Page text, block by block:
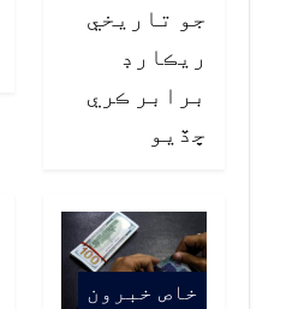
جو تاريخي
ريڪارڊ
برابر ڪري
ڇڏيو
خاص خبرون